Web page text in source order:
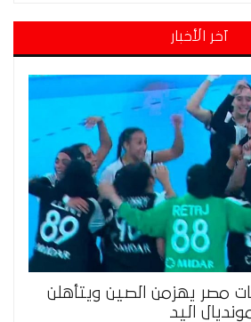
آخر الأخبار
مصر يهزمن الصين ويتأهلن
اليد